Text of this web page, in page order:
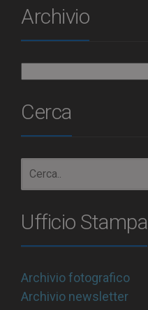
Archivio
Cerca
Ufficio Stampa
Archivio fotografico
Archivio newsletter